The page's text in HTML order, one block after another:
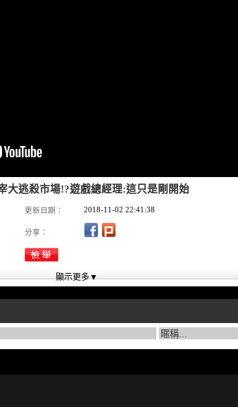
大逃殺市場!?遊戲總經理:這只是剛開始
更新日期： 2018-11-02 22:41:38
分享：